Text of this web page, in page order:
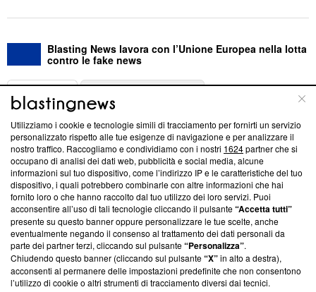
Blasting News lavora con l’Unione Europea nella lotta
contro le fake news
ABOUT
Questa sezione offre informazioni trasparenti su Blasting
News, sui nostri processi editoriali e su come ci impegniamo a
creare news di qualità. Inoltre, afferma la nostra aderenza a
‘Trust Project - News with Integrity’Blasting News non è
ancora membro del programma, ma ha richiesto di farne
parte; Trust Project non ha ancora effettuato una verifica di
conformità agli standard.
Su di noi
Team editoriale
Utilizziamo i cookie e tecnologie simili di tracciamento per fornirti un servizio
personalizzato rispetto alle tue esigenze di navigazione e per analizzare il
nostro traffico. Raccogliamo e condividiamo con i nostri 1624partner che si
occupano di analisi dei dati web, pubblicità e social media, alcune
informazioni sul tuo dispositivo, come l’indirizzo IP e le caratteristiche del tuo
dispositivo, i quali potrebbero combinarle con altre informazioni che hai
fornito loro o che hanno raccolto dal tuo utilizzo dei loro servizi. Puoi
acconsentire all’uso di tali tecnologie cliccando il pulsante“Accetta tutti”
presente su questo banner oppure personalizzare le tue scelte, anche
eventualmente negando il consenso al trattamento dei dati personali da
parte dei partner terzi, cliccando sul pulsante“Personalizza”.
Chiudendo questo banner (cliccando sul pulsante“X”in alto a destra),
acconsenti al permanere delle impostazioni predefinite che non consentono
l’utilizzo di cookie o altri strumenti di tracciamento diversi dai tecnici.